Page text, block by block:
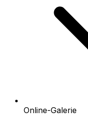
Online-Galerie